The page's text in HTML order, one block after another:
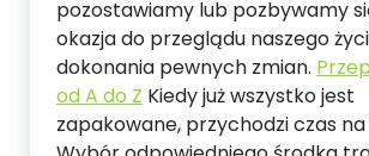
pozostawiamy lub pozbywamy
okazja do przeglądu naszego
dokonania pewnych zmian.
od A do Z Kiedy już wszystko jest
zapakowane, przychodzi czas